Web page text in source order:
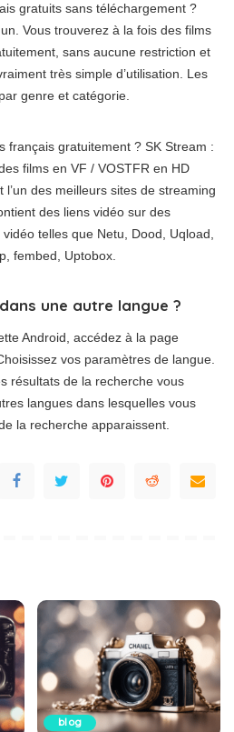
gratuits sans téléchargement ?
Vous trouverez à la fois des films
sans aucune restriction et
très simple d’utilisation. Les
genre et catégorie.
français gratuitement ? SK Stream :
films en VF / VOSTFR en HD
des meilleurs sites de streaming
des liens vidéo sur des
telles que Netu, Dood, Uqload,
fembed, Uptobox.
une autre langue ?
Android, accédez à la page
vos paramètres de langue.
résultats de la recherche vous
langues dans lesquelles vous
la recherche apparaissent.
blog